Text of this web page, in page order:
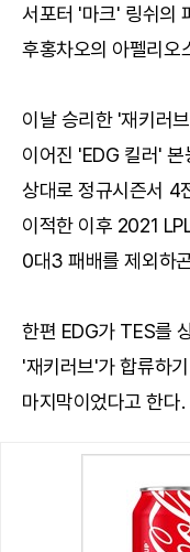
서포터 '마크' 링쉬의
후홍차오의 아펠리오
이날 승리한 '재키러
이어진 'EDG 킬러'
상대로 정규시즌서 4
이적한 이후 2021
0대3 패배를 제외하
한편 EDG가 TES를
'재키러브'가 합류하
마지막이었다고 한다.